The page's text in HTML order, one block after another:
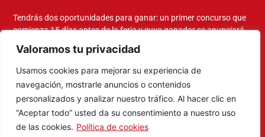
Valoramos tu privacidad
Usamos cookies para mejorar su experiencia de
navegación, mostrarle anuncios o contenidos
personalizados y analizar nuestro tráfico. Al hacer clic en
“Aceptar todo” usted da su consentimiento a nuestro uso
de las cookies. Política de cookies
Tendrás dos oportunidades para ganar: un primer concurso que
comienza 15 días antes de la feria y cuyo ganador se anunciará
el mismo día del evento y finaliza 15 días después, entregándose
este último premio en las dependencias municipales tras
contactar con el afortunado.
¿Mantente atento! Los nombres de
los ganadores se publicarán en
nuestra web y en las stories de los